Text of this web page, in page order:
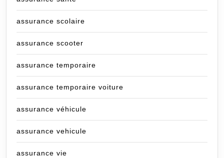
assurance scolaire
assurance scooter
assurance temporaire
assurance temporaire voiture
assurance véhicule
assurance vehicule
assurance vie